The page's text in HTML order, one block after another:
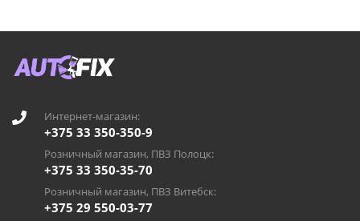
Интернет-магазин:
+375 33 350-350-9
Розничный магазин, ПВЗ Полоцк:
+375 33 350-35-70
Розничный магазин, ПВЗ Витебск:
+375 29 550-03-77